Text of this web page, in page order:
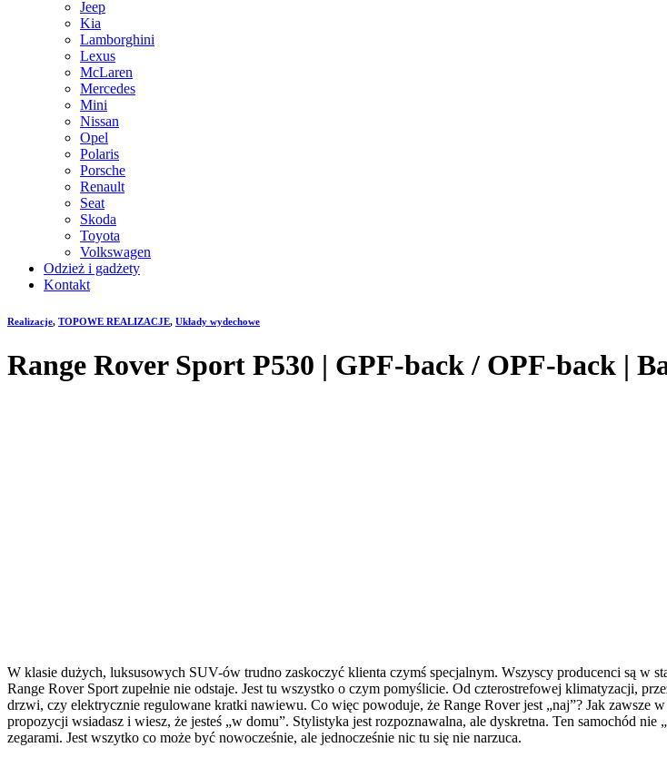
Jeep
Kia
Lamborghini
Lexus
McLaren
Mercedes
Mini
Nissan
Opel
Polaris
Porsche
Renault
Seat
Skoda
Toyota
Volkswagen
Odzież i gadżety
Kontakt
Realizacje, TOPOWE REALIZACJE, Układy wydechowe
Range Rover Sport P530 | GPF-back / OPF-back |
W klasie dużych, luksusowych SUV-ów trudno zaskoczyć klienta czymś specjalnym. Wszyscy producenci są w
Range Rover Sport zupełnie nie odstaje. Jest tu wszystko o czym pomyślicie. Od czterostrefowej klimatyzacji,
drzwi, czy elektrycznie regulowane kratki nawiewu. Co więc powoduje, że Range Rover jest „naj”? Jak
propozycji wsiadasz i wiesz, że jesteś „w domu”. Stylistyka jest rozpoznawalna, ale dyskretna. Ten samochód
zegarami. Jest wszytko co może być nowocześnie, ale jednocześnie nic tu się nie narzuca.